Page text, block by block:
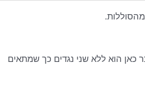
והתאמה של עד 8 סוללות. המודול הנמכר כאן הוא ללא שני נגדים כך שמתאים